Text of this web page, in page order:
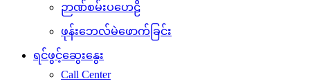
ဉာဏ်စမ်းပဟေဠိ
ဖုန်းဘေလ်မဲဖောက်ခြင်း
ရင်ဖွင့်ဆွေးနွေး
Call Center